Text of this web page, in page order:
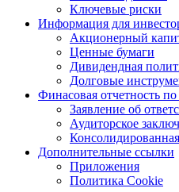
Ключевые риски
Информация для
Акционерный
Ценные бумаги
Дивидендная
Долговые
Финасовая отчетность
Заявление об
Аудиторское
Дополнительные ссылки
Приложения
Политика Cookie